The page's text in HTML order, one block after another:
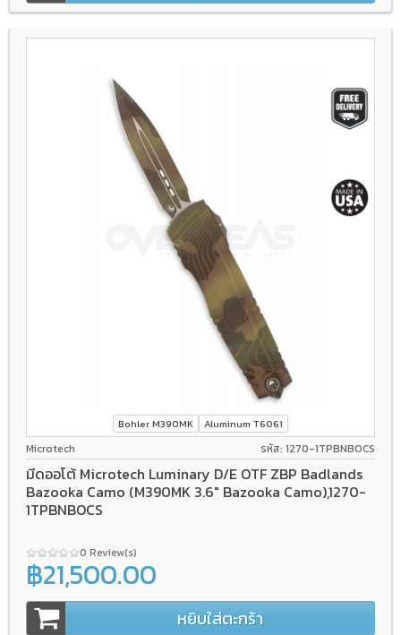
Bohler M390MK Aluminum T6061
Microtech รหัส: 1270-1TPBNBOCS
มีดออโต้ Microtech Luminary D/E OTF ZBP Badlands
Bazooka Camo (M390MK 3.6" Bazooka Camo),1270-
1TPBNBOCS
0 Review(s)
฿21,500.00
หยิบใส่ตะกร้า